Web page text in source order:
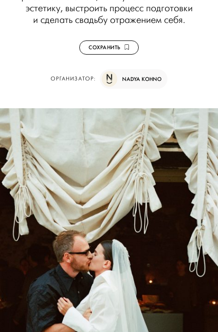
эстетику, выстроить процесс подготовки
и сделать свадьбу отражением себя.
СОХРАНИТЬ
ОРГАНИЗАТОР: NADYA KOHNO